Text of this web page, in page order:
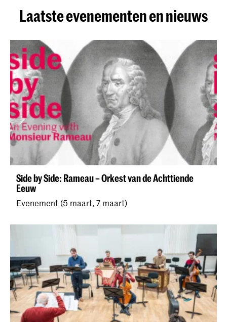
Laatste evenementen en nieuws
Side by Side: Rameau – Orkest van de Achttiende
Eeuw
Evenement (5 maart, 7 maart)